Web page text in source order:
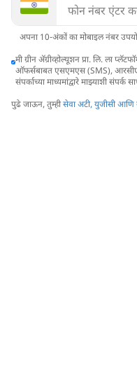
अपना 10-अंकों का मोबाइल नंबर
मी ग्रीन अ‍ॅग्रीव्होल्यूशन प्रा. लि. ला
ऑफर्सबाबत एसएमएस (SMS),
संपर्काच्या माध्यमांद्वारे माझ्याशी संपर्क
पुढे जाऊन, तुम्हीसेवा अटी, युजीसी आणि